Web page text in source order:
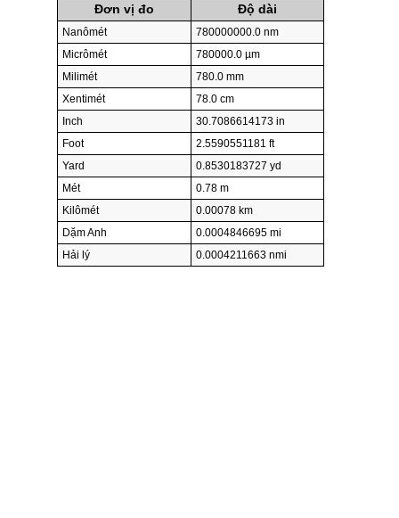
Đơn vị đo Độ dài
Nanômét
780000000.0 nm
Micrômét
780000.0 µm
Milimét
780.0 mm
Xentimét
78.0 cm
Inch
30.7086614173 in
Foot
2.5590551181 ft
Yard
0.8530183727 yd
Mét
0.78 m
Kilômét
0.00078 km
Dặm Anh
0.0004846695 mi
Hải lý
0.0004211663 nmi